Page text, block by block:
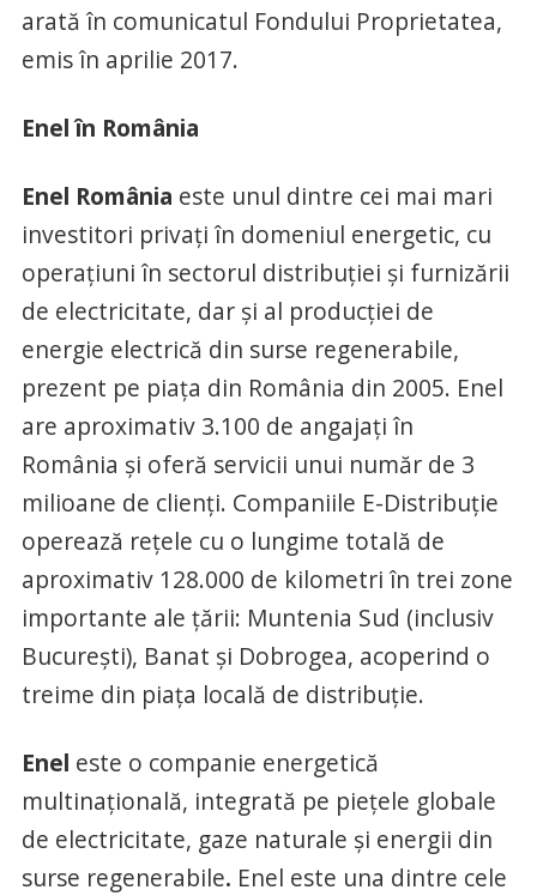
arată în comunicatul Fondului Proprietatea,
emis în aprilie 2017.
Enel în România
Enel România este unul dintre cei mai mari
investitori privați în domeniul energetic, cu
operațiuni în sectorul distribuției și furnizării
de electricitate, dar și al producției de
energie electrică din surse regenerabile,
prezent pe piața din România din 2005. Enel
are aproximativ 3.100 de angajați în
România și oferă servicii unui număr de 3
milioane de clienți. Companiile E-Distribuție
operează rețele cu o lungime totală de
aproximativ 128.000 de kilometri în trei zone
importante ale țării: Muntenia Sud (inclusiv
București), Banat și Dobrogea, acoperind o
treime din piața locală de distribuție.
Enel este o companie energetică
multinațională, integrată pe piețele globale
de electricitate, gaze naturale și energii din
surse regenerabile. Enel este una dintre cele